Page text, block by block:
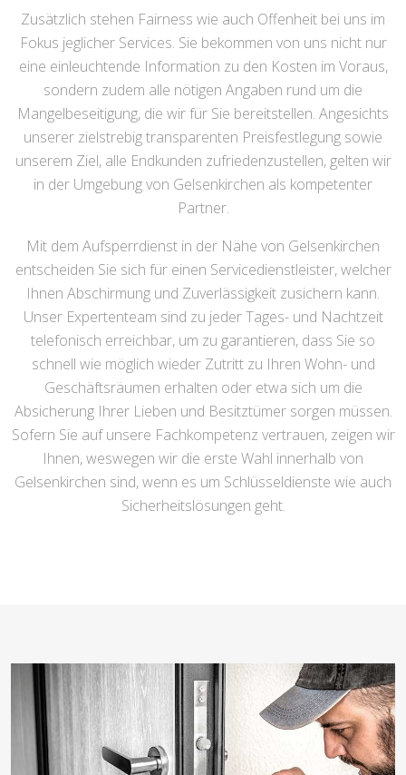
Zusätzlich stehen Fairness wie auch Offenheit bei uns im
Fokus jeglicher Services. Sie bekommen von uns nicht nur
eine einleuchtende Information zu den Kosten im Voraus,
sondern zudem alle nötigen Angaben rund um die
Mangelbeseitigung, die wir für Sie bereitstellen. Angesichts
unserer zielstrebig transparenten Preisfestlegung sowie
unserem Ziel, alle Endkunden zufriedenzustellen, gelten wir
in der Umgebung von Gelsenkirchen als kompetenter
Partner.
Mit dem Aufsperrdienst in der Nähe von Gelsenkirchen
entscheiden Sie sich für einen Servicedienstleister, welcher
Ihnen Abschirmung und Zuverlässigkeit zusichern kann.
Unser Expertenteam sind zu jeder Tages- und Nachtzeit
telefonisch erreichbar, um zu garantieren, dass Sie so
schnell wie möglich wieder Zutritt zu Ihren Wohn- und
Geschäftsräumen erhalten oder etwa sich um die
Absicherung Ihrer Lieben und Besitztümer sorgen müssen.
Sofern Sie auf unsere Fachkompetenz vertrauen, zeigen wir
Ihnen, weswegen wir die erste Wahl innerhalb von
Gelsenkirchen sind, wenn es um Schlüsseldienste wie auch
Sicherheitslösungen geht.